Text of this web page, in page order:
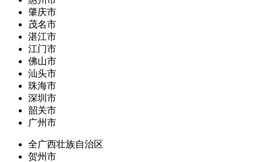
肇庆市
茂名市
湛江市
江门市
佛山市
汕头市
珠海市
深圳市
韶关市
广州市
全广西壮族自治区
贺州市